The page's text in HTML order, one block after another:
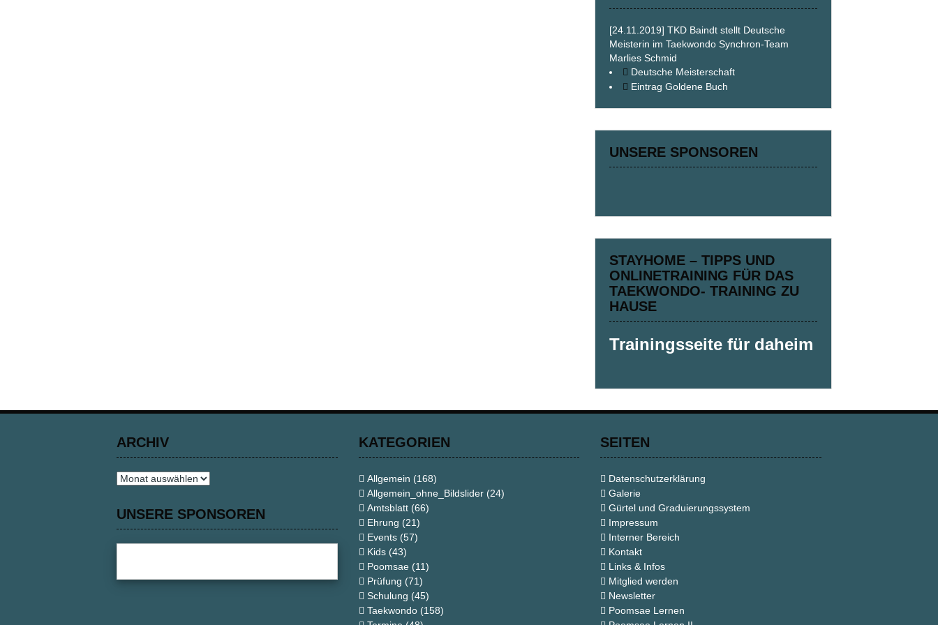
[24.11.2019] TKD Baindt stellt Deutsche
Meisterin im Taekwondo Synchron-Team
Marlies Schmid
Deutsche Meisterschaft
Eintrag Goldene Buch
UNSERE SPONSOREN
STAYHOME – TIPPS UND
ONLINETRAINING FÜR DAS
TAEKWONDO- TRAINING ZU
HAUSE
Trainingsseite für daheim
ARCHIV
Archiv
UNSERE SPONSOREN
KATEGORIEN
Allgemein (168)
Allgemein_ohne_Bildslider(24)
Amtsblatt(66)
Ehrung (21)
Events(57)
Kids(43)
Poomsae(11)
Prüfung (71)
Schulung (45)
Taekwondo(158)
SEITEN
Datenschutzerklärung
Galerie
Gürtel und Graduierungssystem
Impressum
Interner Bereich
Kontakt
Links & Infos
Mitglied werden
Newsletter
Poomsae Lernen